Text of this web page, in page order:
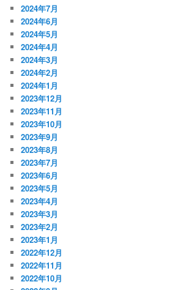
2024年7月
2024年6月
2024年5月
2024年4月
2024年3月
2024年2月
2024年1月
2023年12月
2023年11月
2023年10月
2023年9月
2023年8月
2023年7月
2023年6月
2023年5月
2023年4月
2023年3月
2023年2月
2023年1月
2022年12月
2022年11月
2022年10月